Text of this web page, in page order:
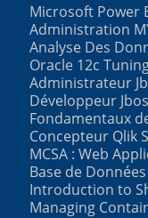
Microsoft Power
Administration
Analyse Des
Oracle 12c
Administrateur
Développeur
Fondamentaux
Concepteur Qlik
MCSA : Web
Base de
Introduction to
Managing